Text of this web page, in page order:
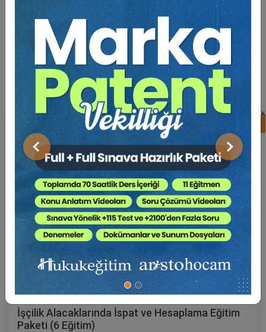
Önceki Sonraki
BENZER EĞITIMLER
Süper Abone Ol: Sadece 1290 TL / Aylık
Av. Ahmet EVCİMEN
Ekli Dosya
İşçilik Alacaklarında İspat ve Hesaplama Eğitim
Paketi (6 Eğitim)